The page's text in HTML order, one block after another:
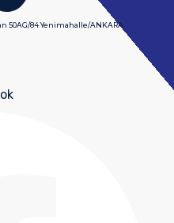
50AG/84 Yenimahalle/ANKARA